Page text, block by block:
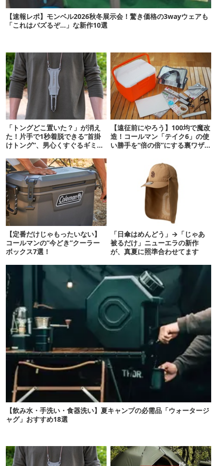
【速報レポ】モンベル2026秋冬展示会！驚き価格の3wayウェアも
「これはバズるぞ…」な新作10選
「トングどこ置いた？」が消え
た！片手で1秒着脱できる“首掛
けトング”、男心くすぐるギミッ
【遠征前にやろう】100均で魔改
造！コールマン「テイク6」の使
い勝手を“倍の倍”にする裏ワザ6
【定番だけじゃもったいない】
コールマンの“今どき”クーラー
ボックス7選！
「日傘はめんどう」→「じゃあ
被るだけ」ニューエラの新作
が、真夏に照準合わせてます
【飲み水・手洗い・食器洗い】夏キャンプの必需品「ウォータージ
ャグ」おすすめ18選